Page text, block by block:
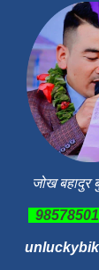
जोख बहादुर